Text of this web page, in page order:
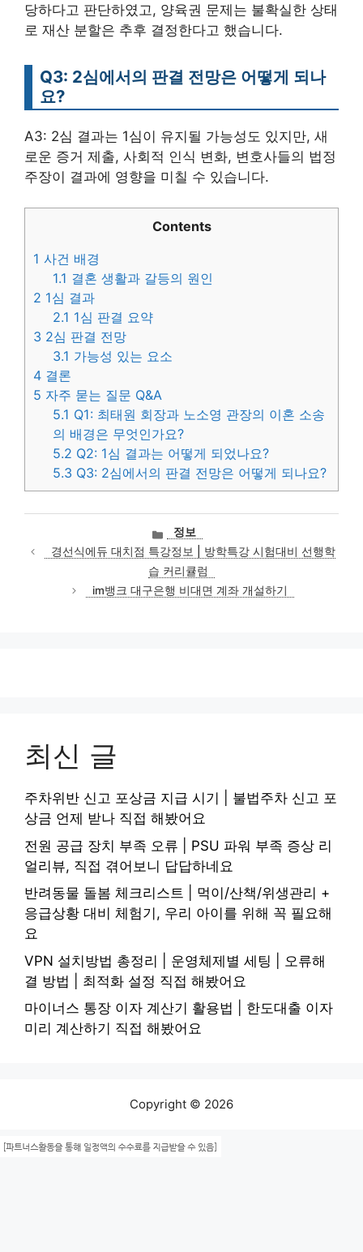
당하다고 판단하였고, 양육권 문제는 불확실한 상태
로 재산 분할은 추후 결정한다고 했습니다.
Q3: 2심에서의 판결 전망은 어떻게 되나
요?
A3: 2심 결과는 1심이 유지될 가능성도 있지만, 새
로운 증거 제출, 사회적 인식 변화, 변호사들의 법정
주장이 결과에 영향을 미칠 수 있습니다.
Contents
1 사건 배경
1.1 결혼 생활과 갈등의 원인
2 1심 결과
2.1 1심 판결 요약
3 2심 판결 전망
3.1 가능성 있는 요소
4 결론
5 자주 묻는 질문 Q&A
5.1 Q1: 최태원 회장과 노소영 관장의 이혼 소송
의 배경은 무엇인가요?
5.2 Q2: 1심 결과는 어떻게 되었나요?
5.3 Q3: 2심에서의 판결 전망은 어떻게 되나요?
카
테
고
리
정보
경선식에듀 대치점 특강정보 | 방학특강 시험대비 선행학
습 커리큘럼
im뱅크 대구은행 비대면 계좌 개설하기
최신 글
주차위반 신고 포상금 지급 시기 | 불법주차 신고 포
상금 언제 받나 직접 해봤어요
전원 공급 장치 부족 오류 | PSU 파워 부족 증상 리
얼리뷰, 직접 겪어보니 답답하네요
반려동물 돌봄 체크리스트 | 먹이/산책/위생관리 +
응급상황 대비 체험기, 우리 아이를 위해 꼭 필요해
요
VPN 설치방법 총정리 | 운영체제별 세팅 | 오류해
결 방법 | 최적화 설정 직접 해봤어요
마이너스 통장 이자 계산기 활용법 | 한도대출 이자
미리 계산하기 직접 해봤어요
Copyright © 2026